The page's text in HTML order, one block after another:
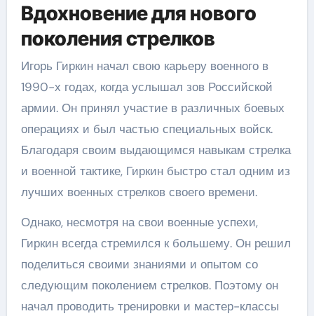
Вдохновение для нового
поколения стрелков
Игорь Гиркин начал свою карьеру военного в
1990-х годах, когда услышал зов Российской
армии. Он принял участие в различных боевых
операциях и был частью специальных войск.
Благодаря своим выдающимся навыкам стрелка
и военной тактике, Гиркин быстро стал одним из
лучших военных стрелков своего времени.
Однако, несмотря на свои военные успехи,
Гиркин всегда стремился к большему. Он решил
поделиться своими знаниями и опытом со
следующим поколением стрелков. Поэтому он
начал проводить тренировки и мастер-классы